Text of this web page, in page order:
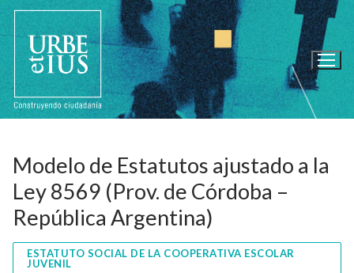
al
contenido
Modelo de Estatutos ajustado a la
Ley 8569 (Prov. de Córdoba –
República Argentina)
ESTATUTO SOCIAL DE LA COOPERATIVA ESCOLAR
JUVENIL